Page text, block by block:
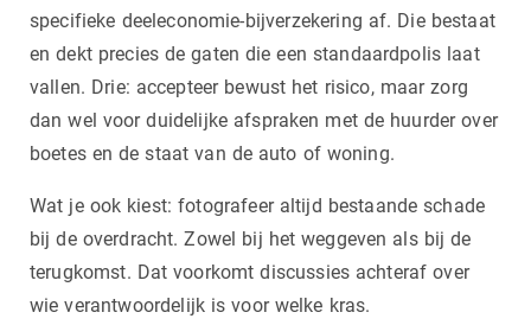
specifieke deeleconomie-bijverzekering af. Die bestaat
en dekt precies de gaten die een standaardpolis laat
vallen. Drie: accepteer bewust het risico, maar zorg
dan wel voor duidelijke afspraken met de huurder over
boetes en de staat van de auto of woning.
Wat je ook kiest: fotografeer altijd bestaande schade
bij de overdracht. Zowel bij het weggeven als bij de
terugkomst. Dat voorkomt discussies achteraf over
wie verantwoordelijk is voor welke kras.